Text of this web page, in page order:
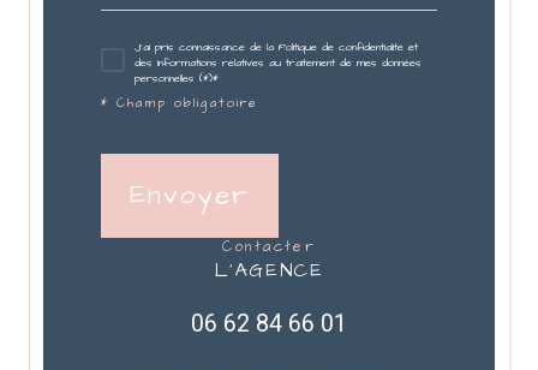
J'ai pris connaissance de la Politique de confidentialité et
des informations relatives au traitement de mes données
personnelles (*)*
* Champ obligatoire
Envoyer
contacter
L'AGENCE
06 62 84 66 01